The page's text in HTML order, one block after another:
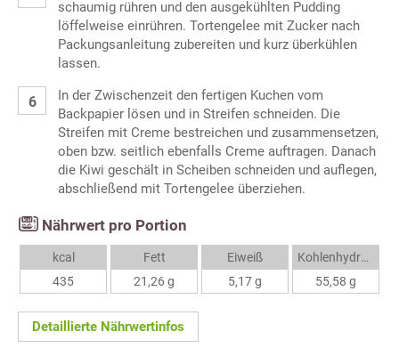
schaumig rühren und den ausgekühlten Pudding
löffelweise einrühren. Tortengelee mit Zucker nach
Packungsanleitung zubereiten und kurz überkühlen
lassen.
In der Zwischenzeit den fertigen Kuchen vom
Backpapier lösen und in Streifen schneiden. Die
Streifen mit Creme bestreichen und zusammensetzen,
oben bzw. seitlich ebenfalls Creme auftragen. Danach
die Kiwi geschält in Scheiben schneiden und auflegen,
abschließend mit Tortengelee überziehen.
Nährwert pro Portion
kcal
435
Fett
21,26 g
Eiweiß
5,17 g
Kohlenhydrate
55,58 g
Detaillierte Nährwertinfos